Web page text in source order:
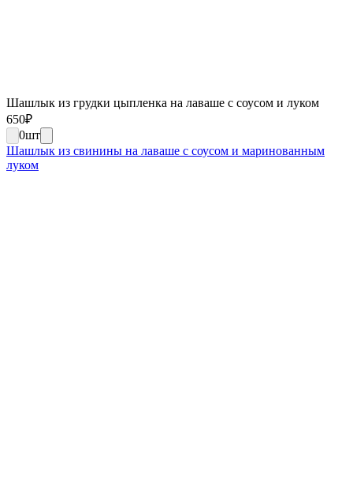
Шашлык из грудки цыпленка на лаваше с соусом и луком
650₽
0шт
Шашлык из свинины на лаваше с соусом и маринованным
луком